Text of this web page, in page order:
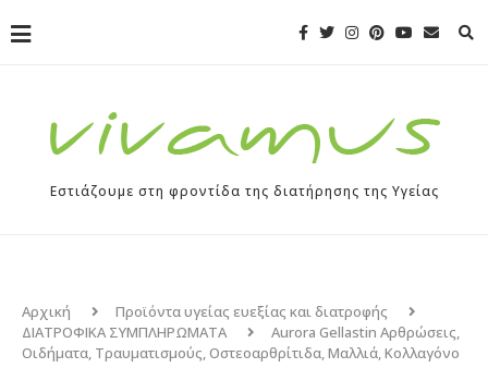
Εστιάζουμε στη φροντίδα της διατήρησης της Υγείας
Αρχική
Προϊόντα υγείας ευεξίας και διατροφής
ΔΙΑΤΡΟΦΙΚΑ ΣΥΜΠΛΗΡΩΜΑΤΑ
Aurora Gellastin Αρθρώσεις,
Οιδήματα, Τραυματισμούς, Οστεοαρθρίτιδα, Μαλλιά, Κολλαγόνο